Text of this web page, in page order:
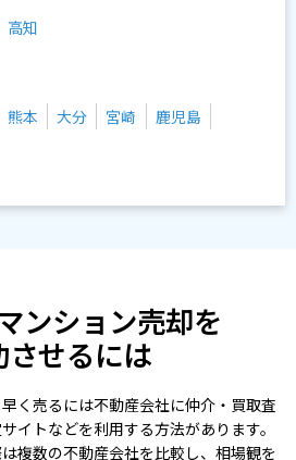
高知
熊本 大分 宮崎
鹿児島
ンション売却を
させるには
く売るには不動産会社に仲介・買取査
イトなどを利用する方法があります。
複数の不動産会社を比較し、相場観を